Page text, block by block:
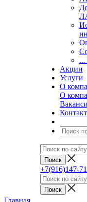
...
Акции
Услуги
О
О
+7(916)147-
Главная